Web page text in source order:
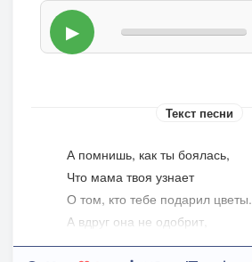
▶
Текст песни
А помнишь, как ты боялась,
Что мама твоя узнает
О том, кто тебе подарил цветы.
А вдруг она не одобрит,
А вдруг она будет против,